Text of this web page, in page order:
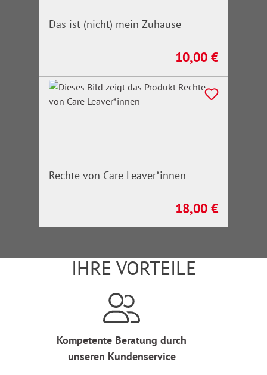
Das ist (nicht) mein Zuhause
Regulärer Preis:
10,00 €
Rechte von Care Leaver*innen
Regulärer Preis:
18,00 €
IHRE VORTEILE
Kompetente Beratung durch
unseren Kundenservice